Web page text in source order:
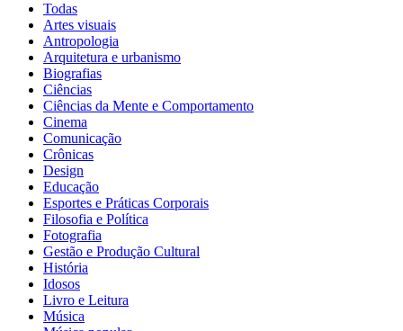
Todas
Artes visuais
Antropologia
Arquitetura e urbanismo
Biografias
Ciências
Ciências da Mente e Comportamento
Cinema
Comunicação
Crônicas
Design
Educação
Esportes e Práticas Corporais
Filosofia e Política
Fotografia
Gestão e Produção Cultural
História
Idosos
Livro e Leitura
Música